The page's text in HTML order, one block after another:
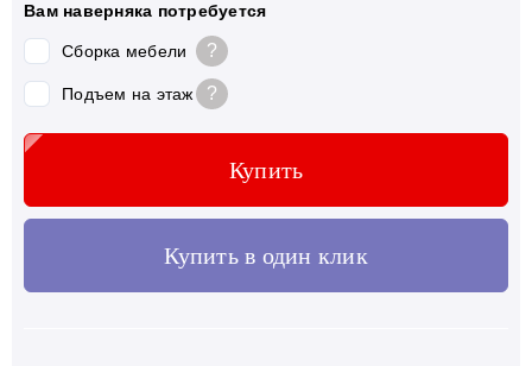
Вам наверняка потребуется
Сборка мебели ?
Подъем на этаж ?
Купить
Купить в один клик